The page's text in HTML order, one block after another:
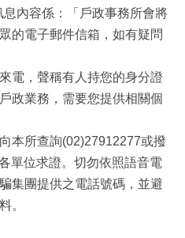
內容係：「戶政事務所會將
的電子郵件信箱，如有疑問
電，聲稱有人持您的身分證
政業務，需要您提供相關個
本所查詢(02)27912277或撥
單位求證。切勿依照語音電
集團提供之電話號碼，並避
。